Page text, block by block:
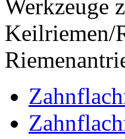
Werkzeuge
Keilriemen/